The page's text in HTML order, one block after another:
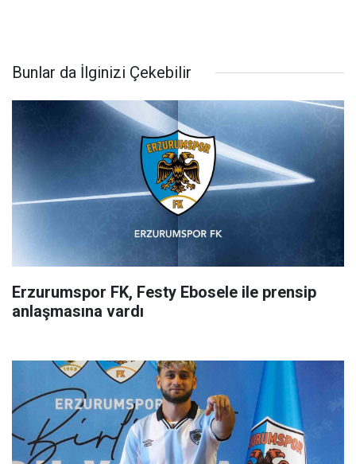
Bunlar da İlginizi Çekebilir
Erzurumspor FK, Festy Ebosele ile prensip
anlaşmasına vardı